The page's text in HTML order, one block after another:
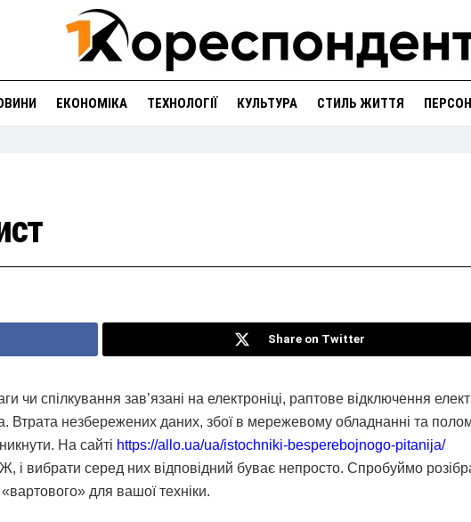
ЕКОНОМІКА ТЕХНОЛОГІЇ КУЛЬТУРА СТИЛЬ ЖИТТЯ
Share on Twitter
чи спілкування зав’язані на електроніці, раптове відключення
Втрата незбережених даних, збої в мережевому обладнанні та
На сайті https://allo.ua/ua/istochniki-besperebojnogo-pitanija/
і вибрати серед них відповідний буває непросто. Спробуймо
для вашої техніки.